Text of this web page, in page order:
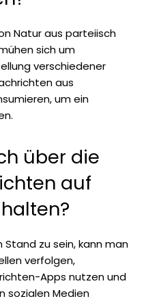
Natur aus parteiisch
sich um
verschiedener
aus
um ein
über die
auf
zu sein, kann man
verfolgen,
Apps nutzen und
sozialen Medien